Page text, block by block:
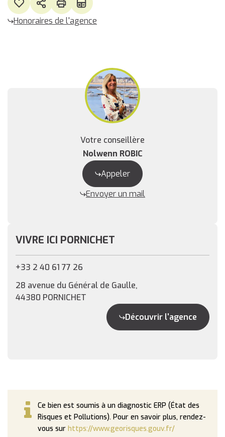
Honoraires de l'agence
Votre conseillère
Nolwenn ROBIC
Appeler
Envoyer un mail
VIVRE ICI PORNICHET
+33 2 40 61 77 26
28 avenue du Général de Gaulle,
44380 PORNICHET
Découvrir l'agence
Ce bien est soumis à un diagnostic ERP (État des
Risques et Pollutions). Pour en savoir plus, rendez-
vous sur https://www.georisques.gouv.fr/